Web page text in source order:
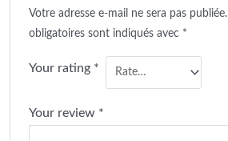
Votre adresse e-mail ne sera pas publiée.
obligatoires sont indiqués avec *
Your rating *
Your review *